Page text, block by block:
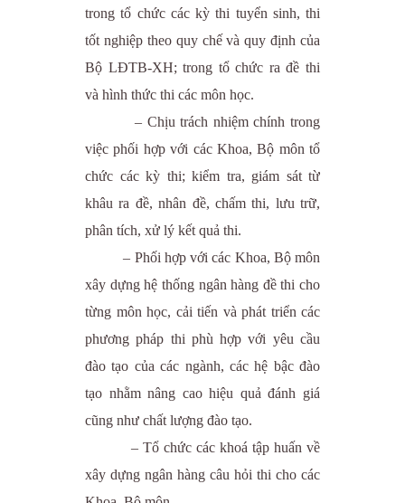
trong tổ chức các kỳ thi tuyển sinh, thi
tốt nghiệp theo quy chế và quy định của
Bộ LĐTB-XH; trong tổ chức ra đề thi
và hình thức thi các môn học.
– Chịu trách nhiệm chính trong
việc phối hợp với các Khoa, Bộ môn tổ
chức các kỳ thi; kiểm tra, giám sát từ
khâu ra đề, nhân đề, chấm thi, lưu trữ,
phân tích, xử lý kết quả thi.
– Phối hợp với các Khoa, Bộ môn
xây dựng hệ thống ngân hàng đề thi cho
từng môn học, cải tiến và phát triển các
phương pháp thi phù hợp với yêu cầu
đào tạo của các ngành, các hệ bậc đào
tạo nhằm nâng cao hiệu quả đánh giá
cũng như chất lượng đào tạo.
– Tổ chức các khoá tập huấn về
xây dựng ngân hàng câu hỏi thi cho các